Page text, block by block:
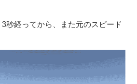
秒経ってから、また元のスピード